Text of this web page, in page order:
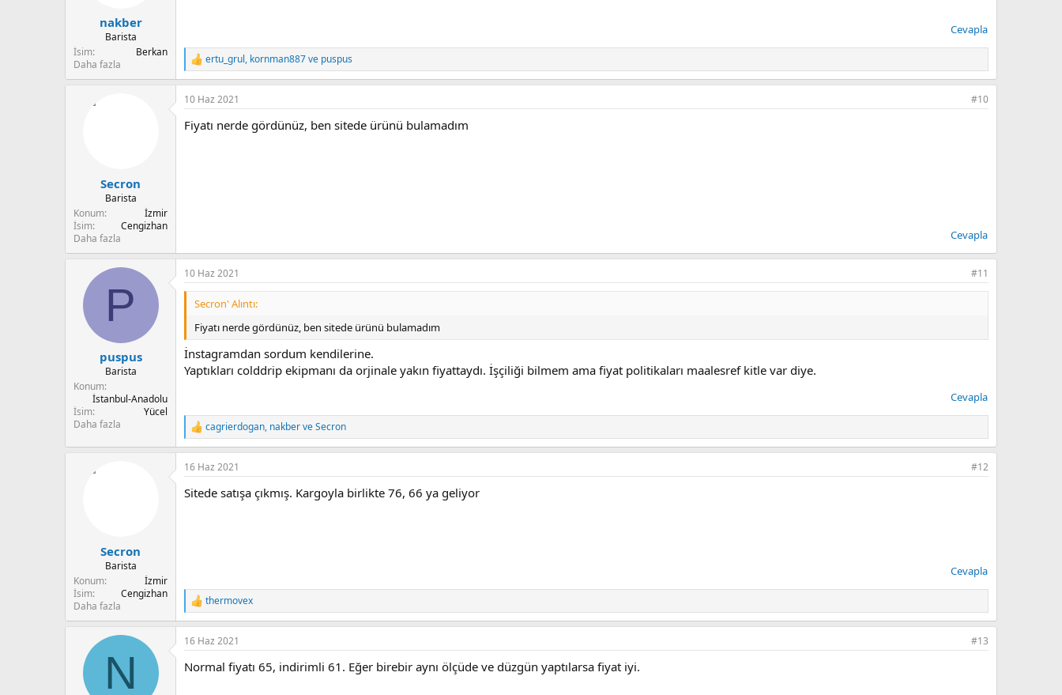
nakber
Barista
İsim
Berkan
Daha fazla
Cevapla
T
e
p
k
l
ertu_grul, kornman887ve puspus
Secron
Barista
Konum
İzmir
İsim
Cengizhan
Daha fazla
10 Haz 2021 #10
Fiyatı nerde gördünüz, ben sitede ürünü bulamadım
Cevapla
P
puspus
Barista
Konum
İstanbul-Anadolu
İsim
Yücel
Daha fazla
10 Haz 2021 #11
Secron' Alıntı:
Fiyatı nerde gördünüz, ben sitede ürünü bulamadım
İnstagramdan sordum kendilerine.
Yaptıkları colddrip ekipmanı da orjinale yakın fiyattaydı. İşçiliği bilmem ama fiyat politikaları maalesref kitle var diye.
Cevapla
T
e
p
k
l
cagrierdogan, nakberveSecron
Secron
Barista
Konum
İzmir
İsim
Cengizhan
Daha fazla
16 Haz 2021 #12
Sitede satışa çıkmış. Kargoyla birlikte 76, 66 ya geliyor
Cevapla
T
e
p
k
l
thermovex
N
16 Haz 2021 #13
Normal fiyatı 65, indirimli 61. Eğer birebir aynı ölçüde ve düzgün yaptılarsa fiyat iyi.